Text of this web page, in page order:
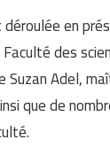
en
des
Suzan Adel,
que de